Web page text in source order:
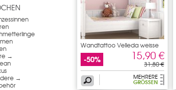
→
→
Wandtattoo Velleda weisse
-50% 15,90 €
31,80 €
MEHRERE
GRÖSSEN